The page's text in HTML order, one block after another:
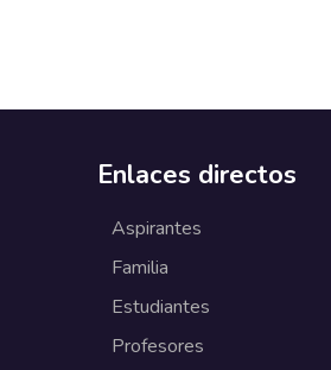
Enlaces directos
Aspirantes
Familia
Estudiantes
Profesores